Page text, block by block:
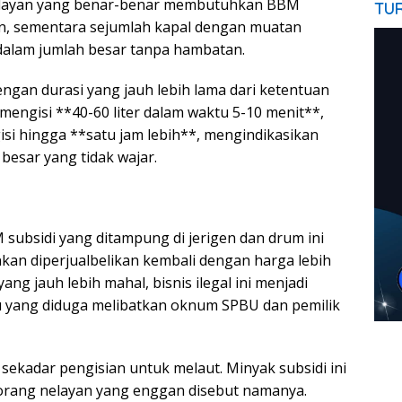
yang benar-benar membutuhkan BBM
sementara sejumlah kapal dengan muatan
jumlah besar tanpa hambatan.
durasi yang jauh lebih lama dari ketentuan
**40-60 liter dalam waktu 5-10 menit**,
hingga **satu jam lebih**, mengindikasikan
yang tidak wajar.
yang ditampung di jerigen dan drum ini
diperjualbelikan kembali dengan harga lebih
jauh lebih mahal, bisnis ilegal ini menjadi
diduga melibatkan oknum SPBU dan pemilik
pengisian untuk melaut. Minyak subsidi ini
nelayan yang enggan disebut namanya.